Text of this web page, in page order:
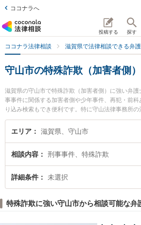
ココナラへ
投稿する 探す
ココナラ法律相談 滋賀県で法律相談できる弁
守山市の特殊詐欺（加害者側
滋賀県の守山市で特殊詐欺（加害者側）に強い弁護
事事件に関係する加害者側や少年事件、再犯・前
り込み検索もでき便利です。特に守山法律事務所
ール情報や弁護士費用、強みなどが注目されてい
に発生した特殊詐欺（加害者側）のトラブルを今す
『特殊詐欺（加害者側）のトラブル解決の実績豊富
士に相談予約したい』などでお困りの相談者さんに
エリア 滋賀県、守山市
相談内容 刑事事件、特殊詐欺
詳細条件 未選択
特殊詐欺に強い守山市から相談可能な弁